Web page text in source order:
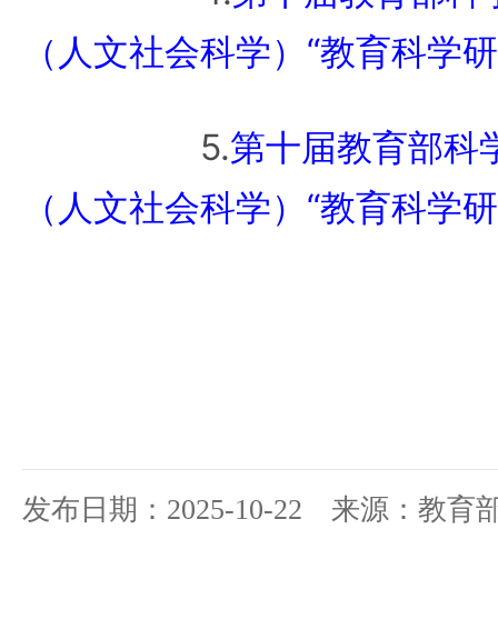
（人文社会科学）“教育科学
5.第十届教育部科
（人文社会科学）“教育科学
发布日期：2025-10-22 来源：教